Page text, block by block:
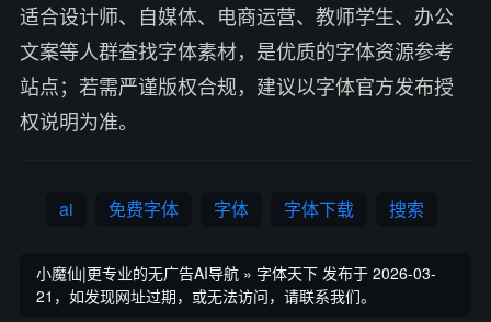
适合设计师、自媒体、电商运营、教师学生、办公
文案等人群查找字体素材，是优质的字体资源参考
站点；若需严谨版权合规，建议以字体官方发布授
权说明为准。
ai 免费字体 字体 字体下载 搜索
小魔仙|更专业的无广告AI导航 » 字体天下 发布于 2026-03-
21，如发现网址过期，或无法访问，请联系我们。